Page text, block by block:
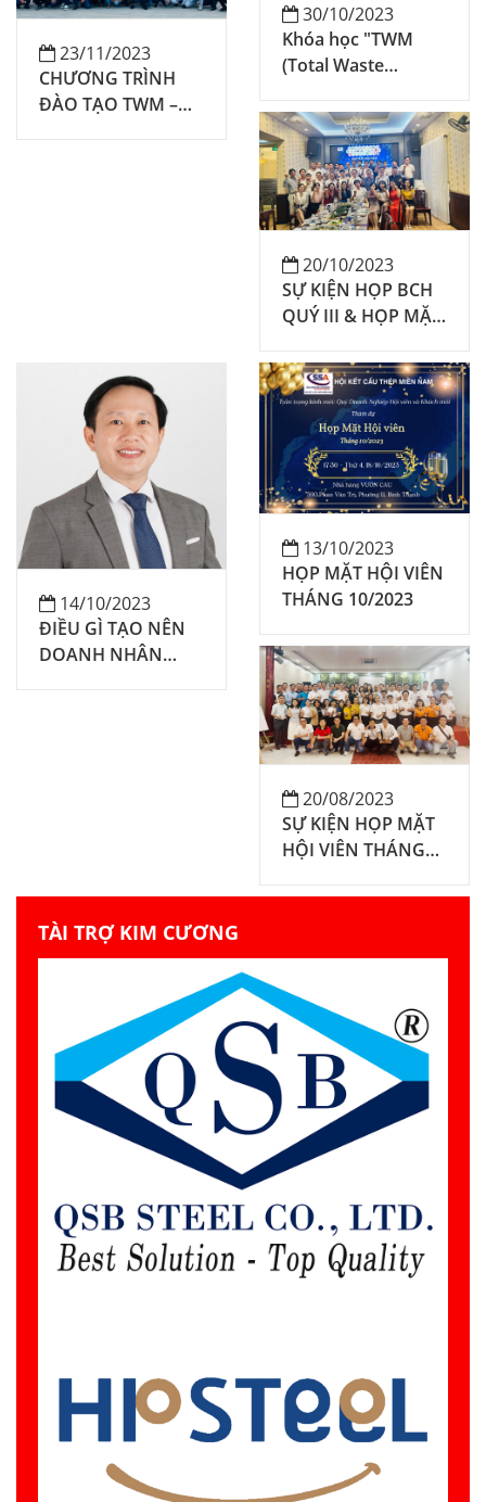
23/11/2023
CHƯƠNG TRÌNH
ĐÀO TẠO TWM –
30/10/2023
Khóa học "TWM
(Total Waste
trị lãng phí toàn
diện - Ứng dụng giải
pháp giảm chi phí
với PREMA-GHK
vào thực tiễn
20/10/2023
SỰ KIỆN HỌP BCH
QUÝ III & HỌP MẶT
10/2023
14/10/2023
ĐIỀU GÌ TẠO NÊN
DOANH NHÂN
13/10/2023
HỌP MẶT HỘI VIÊN
THÁNG 10/2023
20/08/2023
SỰ KIỆN HỌP MẶT
HỘI VIÊN THÁNG
SÓC KHÁCH HÀNG
HÓA DOANH
TÀI TRỢ KIM CƯƠNG